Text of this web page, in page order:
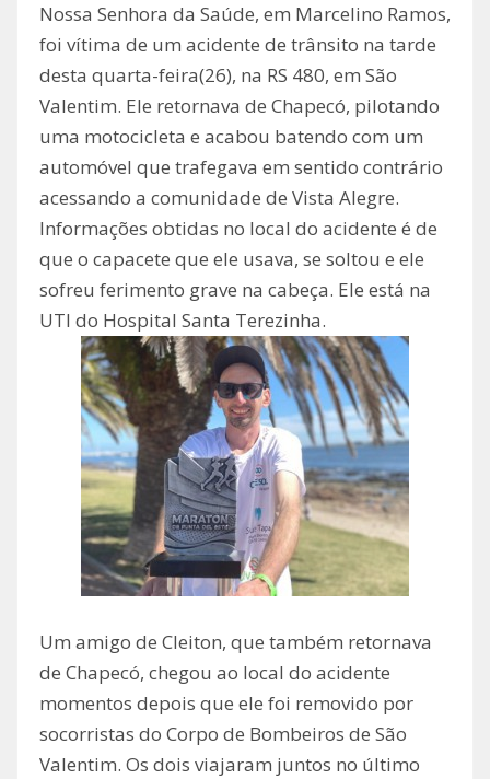
Nossa Senhora da Saúde, em Marcelino Ramos,
foi vítima de um acidente de trânsito na tarde
desta quarta-feira(26), na RS 480, em São
Valentim. Ele retornava de Chapecó, pilotando
uma motocicleta e acabou batendo com um
automóvel que trafegava em sentido contrário
acessando a comunidade de Vista Alegre.
Informações obtidas no local do acidente é de
que o capacete que ele usava, se soltou e ele
sofreu ferimento grave na cabeça. Ele está na
UTI do Hospital Santa Terezinha.
Um amigo de Cleiton, que também retornava
de Chapecó, chegou ao local do acidente
momentos depois que ele foi removido por
socorristas do Corpo de Bombeiros de São
Valentim. Os dois viajaram juntos no último